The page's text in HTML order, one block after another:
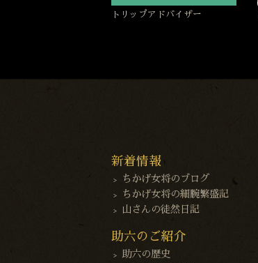
トリップアドバイザー
新着情報
ちかげ女将のブログ
ちかげ女将の細腕繁盛記
山さんの徒然日記
助六のご紹介
助六の歴史